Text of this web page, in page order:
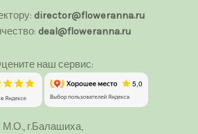
director@floweranna.ru
deal@floweranna.ru
наш сервис:
М.О., г.Балашиха,